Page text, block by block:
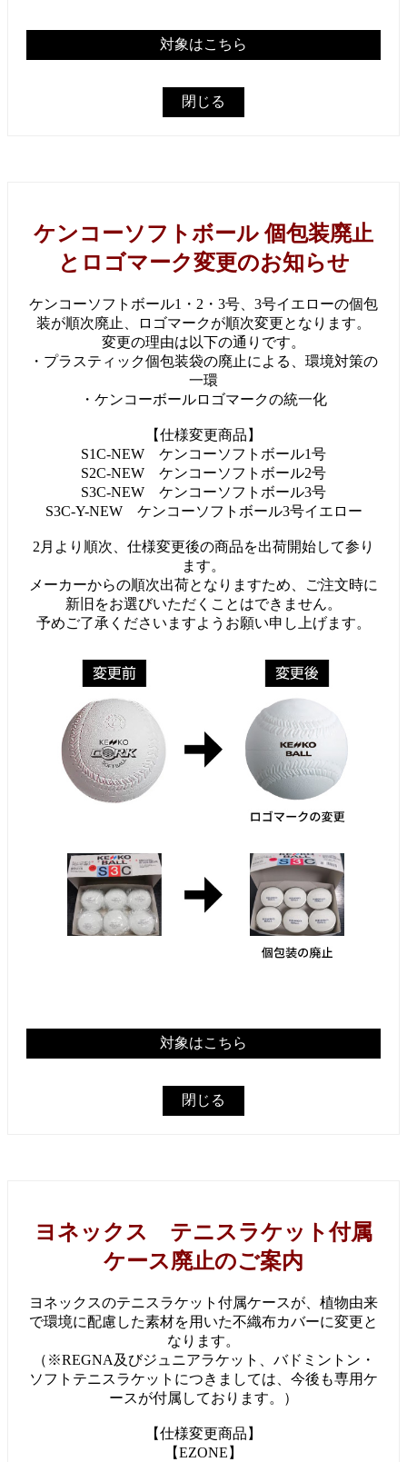
対象はこちら
閉じる
ケンコーソフトボール 個包装廃止
とロゴマーク変更のお知らせ
ケンコーソフトボール1・2・3号、3号イエローの個包
装が順次廃止、ロゴマークが順次変更となります。
変更の理由は以下の通りです。
・プラスティック個包装袋の廃止による、環境対策の
一環
・ケンコーボールロゴマークの統一化
【仕様変更商品】
S1C-NEW ケンコーソフトボール1号
S2C-NEW ケンコーソフトボール2号
S3C-NEW ケンコーソフトボール3号
S3C-Y-NEW ケンコーソフトボール3号イエロー
2月より順次、仕様変更後の商品を出荷開始して参り
ます。
メーカーからの順次出荷となりますため、ご注文時に
新旧をお選びいただくことはできません。
予めご了承くださいますようお願い申し上げます。
対象はこちら
閉じる
ヨネックス テニスラケット付属
ケース廃止のご案内
ヨネックスのテニスラケット付属ケースが、植物由来
で環境に配慮した素材を用いた不織布カバーに変更と
なります。
（※REGNA及びジュニアラケット、バドミントン・
ソフトテニスラケットにつきましては、今後も専用ケ
ースが付属しております。）
【仕様変更商品】
【EZONE】